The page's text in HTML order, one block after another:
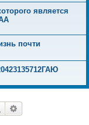
является
почти
Поиск